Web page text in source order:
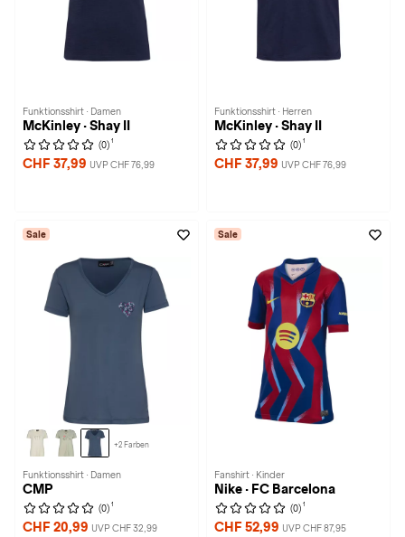
Funktionsshirt · Damen
McKinley · Shay II
(0) 1
CHF 37,99 UVP CHF 76,99
Funktionsshirt · Herren
McKinley · Shay II
(0) 1
CHF 37,99 UVP CHF 76,99
Sale
+2 Farben
Funktionsshirt · Damen
CMP
(0) 1
CHF 20,99 UVP CHF 32,99
Sale
Fanshirt · Kinder
Nike · FC Barcelona
(0) 1
CHF 52,99 UVP CHF 87,95